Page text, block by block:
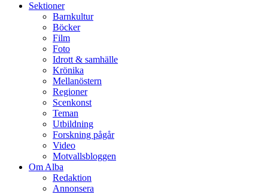
Sektioner
Barnkultur
Böcker
Film
Foto
Idrott & samhälle
Krönika
Mellanöstern
Regioner
Scenkonst
Teman
Utbildning
Forskning pågår
Video
Motvallsbloggen
Om Alba
Redaktion
Annonsera